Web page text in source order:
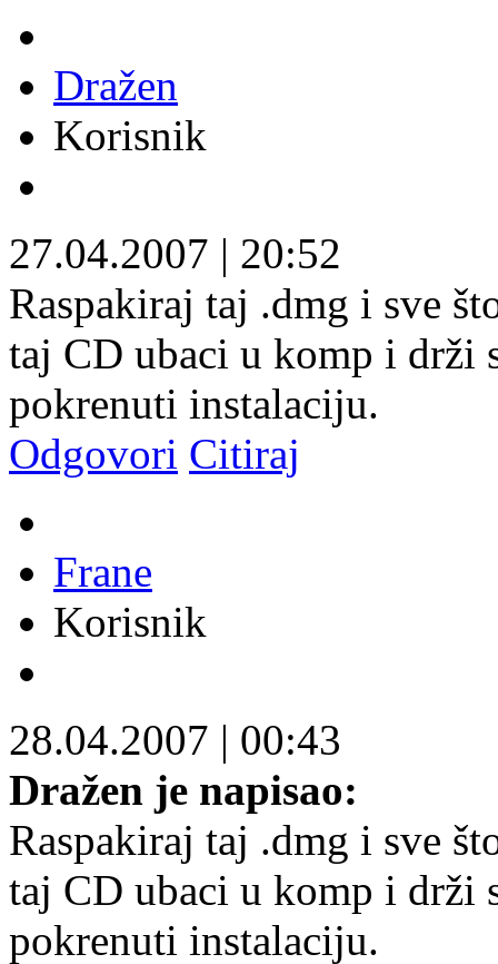
Dražen
Korisnik
27.04.2007 | 20:52
Raspakiraj taj .dmg i sve
taj CD ubaci u komp i drži
pokrenuti instalaciju.
Odgovori Citiraj
Frane
Korisnik
28.04.2007 | 00:43
Dražen je napisao:
Raspakiraj taj .dmg i sve
taj CD ubaci u komp i drži
pokrenuti instalaciju.